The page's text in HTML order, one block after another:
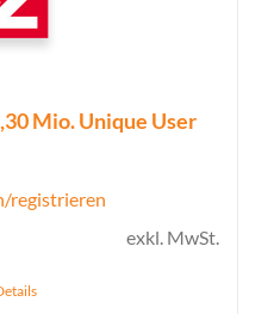
Mio. Unique User
registrieren
exkl. MwSt.